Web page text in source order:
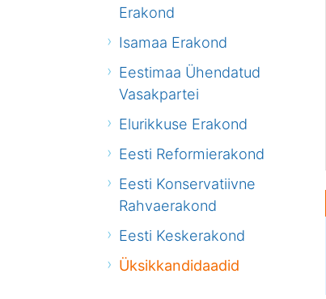
Erakond
Isamaa Erakond
Eestimaa Ühendatud
Vasakpartei
Elurikkuse Erakond
Eesti Reformierakond
Eesti Konservatiivne
Rahvaerakond
Eesti Keskerakond
Üksikkandidaadid